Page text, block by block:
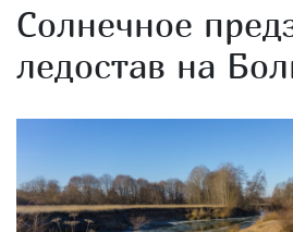
Солнечное
ледостав на